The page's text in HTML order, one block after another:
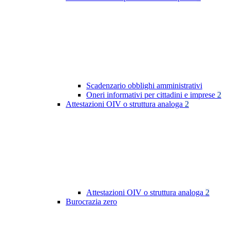
Scadenzario obblighi amministrativi
Oneri informativi per cittadini e imprese 2
Attestazioni OIV o struttura analoga 2
Attestazioni OIV o struttura analoga 2
Burocrazia zero